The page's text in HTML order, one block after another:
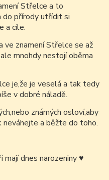
Střelce a to
do přírody utřídit si
a cíle.
ve znamení Střelce se až
mnohdy nestojí oběma
je,že je veselá a tak tedy
v dobré náladě.
známých osloví,aby
a běžte do toho.
dnes narozeniny♥